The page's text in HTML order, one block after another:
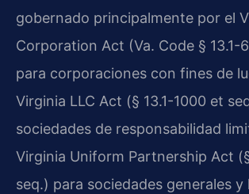
gobernado principalmente por el
Corporation Act (Va. Code § 13.1-
para corporaciones con fines de
Virginia LLC Act (§ 13.1-1000 et
sociedades de responsabilidad
Virginia Uniform Partnership Act
seq.) para sociedades generales y